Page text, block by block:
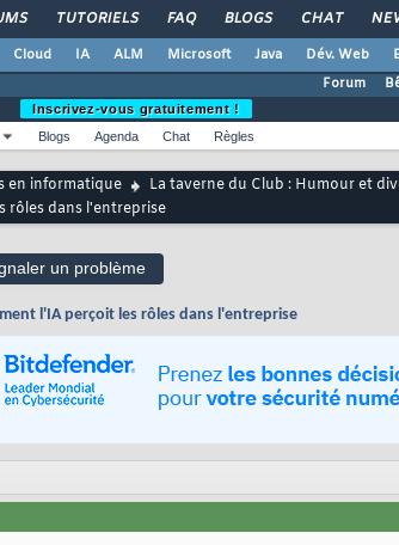
TUTORIELS FAQ BLOGS CHAT
Cloud IA ALM Microsoft Java Dév. Web
Forum
Inscrivez-vous gratuitement !
Blogs Agenda Chat Règles
en informatique La taverne du Club : Humour et
rôles dans l'entreprise
un problème
l'IA perçoit les rôles dans l'entreprise